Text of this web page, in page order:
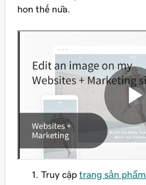
hơn thế nữa.
Truy cập trang sản phẩm